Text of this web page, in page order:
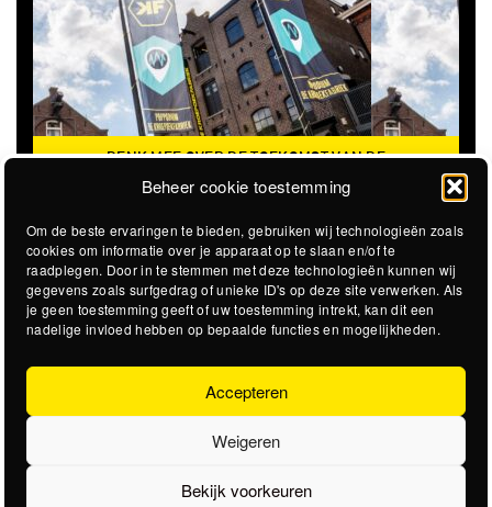
Beheer cookie toestemming
Om de beste ervaringen te bieden, gebruiken wij technologieën zoals
cookies om informatie over je apparaat op te slaan en/of te
raadplegen. Door in te stemmen met deze technologieën kunnen wij
gegevens zoals surfgedrag of unieke ID's op deze site verwerken. Als
je geen toestemming geeft of uw toestemming intrekt, kan dit een
nadelige invloed hebben op bepaalde functies en mogelijkheden.
Accepteren
Weigeren
Bekijk voorkeuren
DENK MEE OVER DE TOEKOMST VAN DE
KROEPOEKFABRIEK